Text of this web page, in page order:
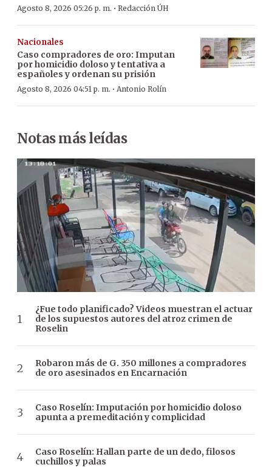
Agosto 8, 2026 05:26 p. m. · Redacción ÚH
Nacionales
Caso compradores de oro: Imputan
por homicidio doloso y tentativa a
españoles y ordenan su prisión
Agosto 8, 2026 04:51 p. m. · Antonio Rolín
Notas más leídas
¿Fue todo planificado? Videos muestran el actuar
de los supuestos autores del atroz crimen de
Roselin
Robaron más de G. 350 millones a compradores
de oro asesinados en Encarnación
Caso Roselín: Imputación por homicidio doloso
apunta a premeditación y complicidad
Caso Roselín: Hallan parte de un dedo, filosos
cuchillos y palas